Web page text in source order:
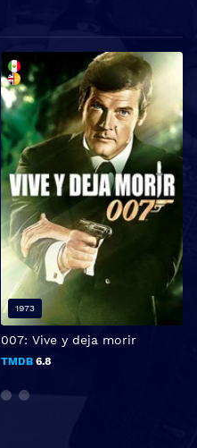
007: Vive y deja morir
TMDB 6.8
1973